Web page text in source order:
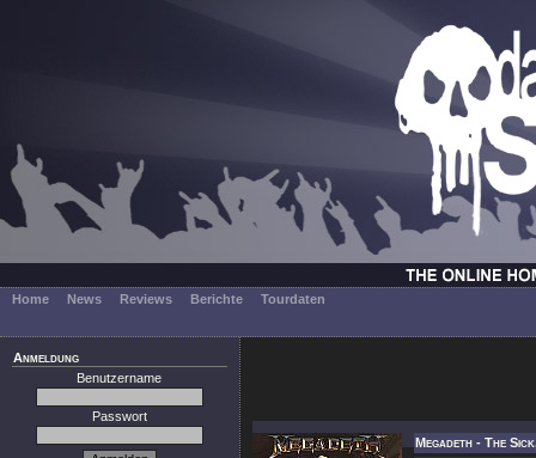
Home News Reviews Berichte Tourdaten
Anmeldung
Benutzername
Passwort
Megadeth - The